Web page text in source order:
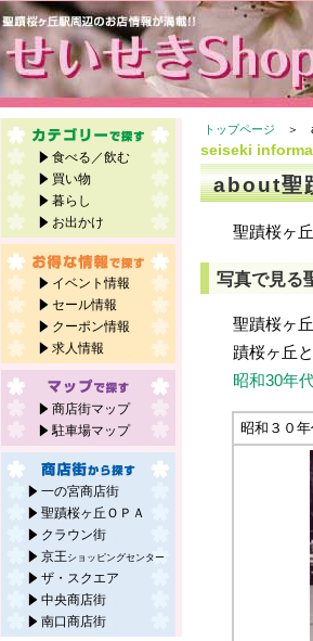
トップページ ＞
seiseki
about聖
聖蹟桜ヶ
写真で見る
聖蹟桜ヶ
蹟桜ヶ丘
昭和30年
昭和３０
食べる／飲む
買い物
暮らし
お出かけ
イベント情報
セール情報
クーポン情報
求人情報
商店街マップ
駐車場マップ
一の宮商店街
聖蹟桜ヶ丘ＯＰＡ
クラウン街
京王 ショッピングセンター
ザ・スクエア
中央商店街
南口商店街